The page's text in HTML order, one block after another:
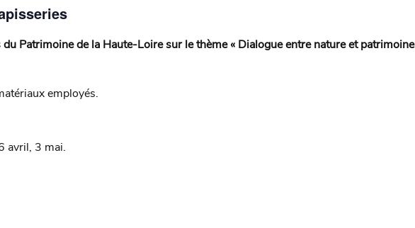
Patrimoine de la Haute-Loire sur le thème « Dialogue entre nature et patrimoine
employés.
avril, 3 mai.